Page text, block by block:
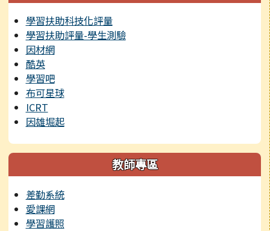
學習扶助科技化評量
學習扶助評量-學生測驗
因材網
酷英
學習吧
布可星球
ICRT
因雄堀起
教師專區
差勤系統
愛課網
學習護照